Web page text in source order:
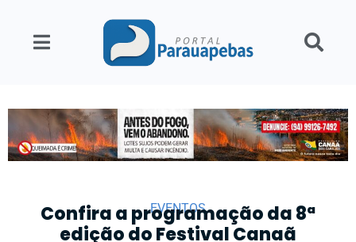
EVENTOS
Confira a programação da 8ª
edição do Festival Canaã